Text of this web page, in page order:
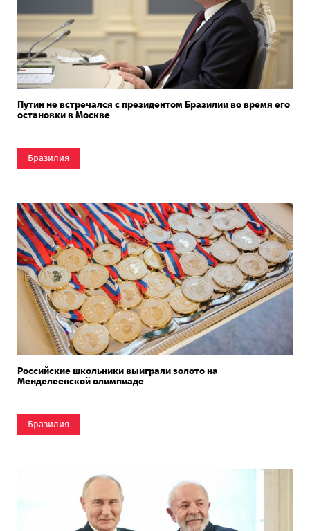
Путин не встречался с президентом Бразилии во время его
остановки в Москве
Бразилия
Российские школьники выиграли золото на
Менделеевской олимпиаде
Бразилия